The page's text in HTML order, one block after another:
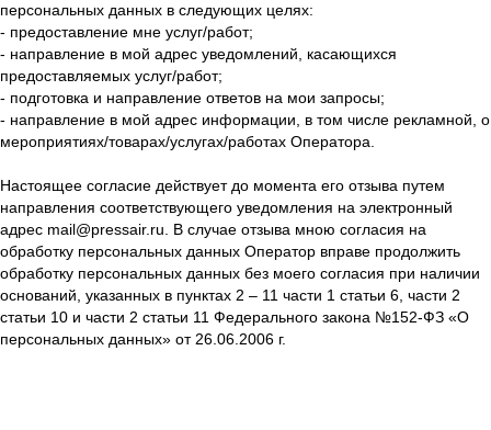
персональных данных в следующих целях:
- предоставление мне услуг/работ;
- направление в мой адрес уведомлений, касающихся
предоставляемых услуг/работ;
- подготовка и направление ответов на мои запросы;
- направление в мой адрес информации, в том числе рекламной, о
мероприятиях/товарах/услугах/работах Оператора.
Настоящее согласие действует до момента его отзыва путем
направления соответствующего уведомления на электронный
адрес mail@pressair.ru. В случае отзыва мною согласия на
обработку персональных данных Оператор вправе продолжить
обработку персональных данных без моего согласия при наличии
оснований, указанных в пунктах 2 – 11 части 1 статьи 6, части 2
статьи 10 и части 2 статьи 11 Федерального закона №152-ФЗ «О
персональных данных» от 26.06.2006 г.